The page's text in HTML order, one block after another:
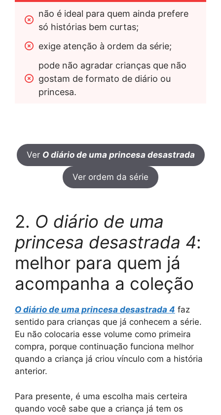
não é ideal para quem ainda prefere
só histórias bem curtas;
exige atenção à ordem da série;
pode não agradar crianças que não
gostam de formato de diário ou
princesa.
Ver O diário de uma princesa desastrada
Ver ordem da série
2. O diário de uma
princesa desastrada 4:
melhor para quem já
acompanha a coleção
O diário de uma princesa desastrada 4 faz
sentido para crianças que já conhecem a série.
Eu não colocaria esse volume como primeira
compra, porque continuação funciona melhor
quando a criança já criou vínculo com a história
anterior.
Para presente, é uma escolha mais certeira
quando você sabe que a criança já tem os